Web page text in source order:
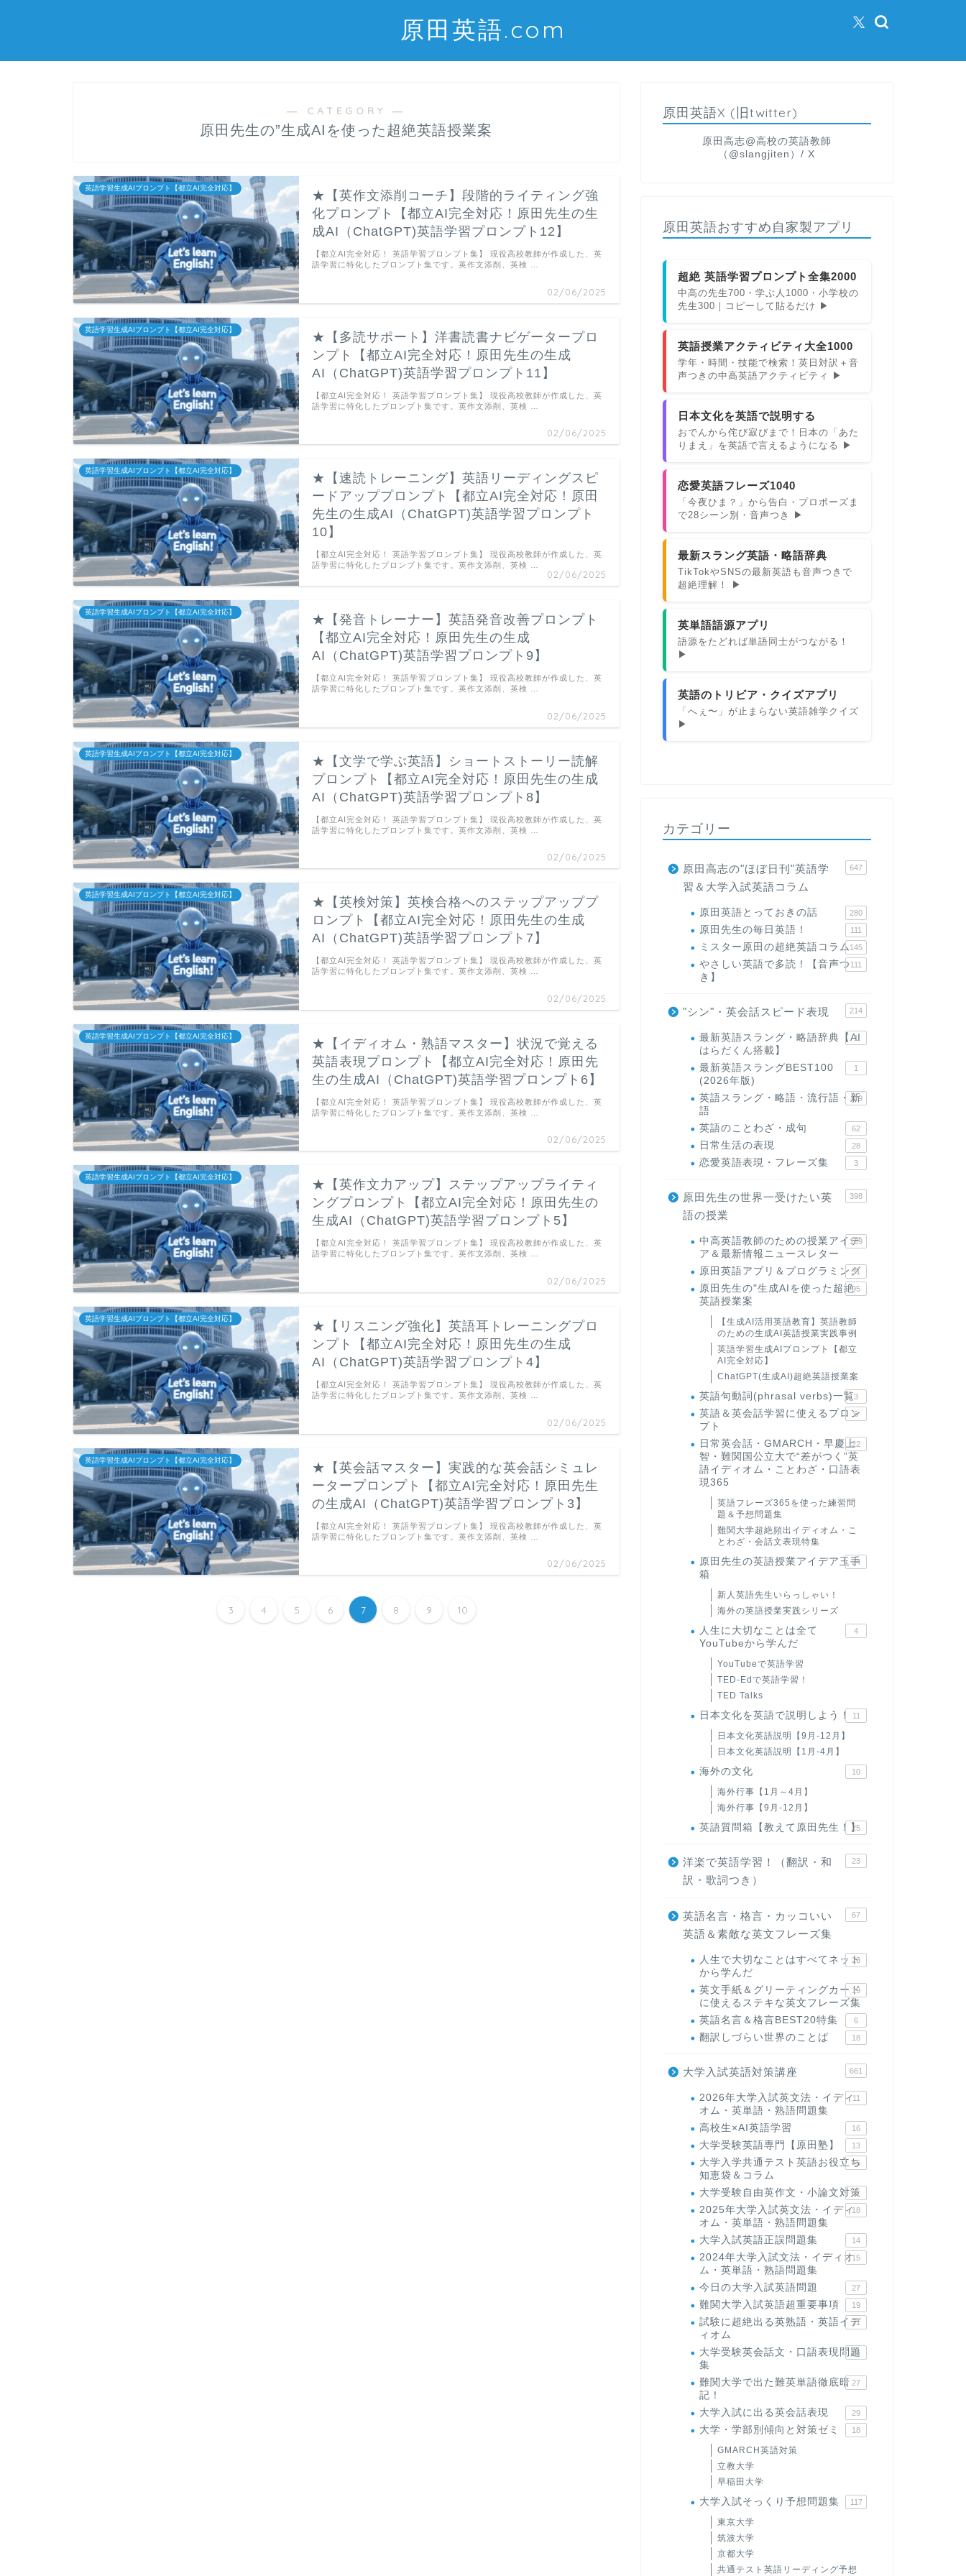
原田英語.com
― CATEGORY ―
原田先生の”生成AIを使った超絶英語授業案
英語学習生成AIプロンプト【都立AI完全対応】
★【英作文添削コーチ】段階的ライティング強
化プロンプト【都立AI完全対応！原田先生の生
成AI（ChatGPT)英語学習プロンプト12】
02/06/2025
【都立AI完全対応！ 英語学習プロンプト集】 現役高校教師が作成した、英
語学習に特化したプロンプト集です。英作文添削、英検 …
英語学習生成AIプロンプト【都立AI完全対応】
★【多読サポート】洋書読書ナビゲータープロ
ンプト【都立AI完全対応！原田先生の生成
AI（ChatGPT)英語学習プロンプト11】
02/06/2025
【都立AI完全対応！ 英語学習プロンプト集】 現役高校教師が作成した、英
語学習に特化したプロンプト集です。英作文添削、英検 …
英語学習生成AIプロンプト【都立AI完全対応】
★【速読トレーニング】英語リーディングスピ
ードアッププロンプト【都立AI完全対応！原田
先生の生成AI（ChatGPT)英語学習プロンプト
10】
02/06/2025
【都立AI完全対応！ 英語学習プロンプト集】 現役高校教師が作成した、英
語学習に特化したプロンプト集です。英作文添削、英検 …
英語学習生成AIプロンプト【都立AI完全対応】
★【発音トレーナー】英語発音改善プロンプト
【都立AI完全対応！原田先生の生成
AI（ChatGPT)英語学習プロンプト9】
02/06/2025
【都立AI完全対応！ 英語学習プロンプト集】 現役高校教師が作成した、英
語学習に特化したプロンプト集です。英作文添削、英検 …
英語学習生成AIプロンプト【都立AI完全対応】
★【文学で学ぶ英語】ショートストーリー読解
プロンプト【都立AI完全対応！原田先生の生成
AI（ChatGPT)英語学習プロンプト8】
02/06/2025
【都立AI完全対応！ 英語学習プロンプト集】 現役高校教師が作成した、英
語学習に特化したプロンプト集です。英作文添削、英検 …
英語学習生成AIプロンプト【都立AI完全対応】
★【英検対策】英検合格へのステップアッププ
ロンプト【都立AI完全対応！原田先生の生成
AI（ChatGPT)英語学習プロンプト7】
02/06/2025
【都立AI完全対応！ 英語学習プロンプト集】 現役高校教師が作成した、英
語学習に特化したプロンプト集です。英作文添削、英検 …
英語学習生成AIプロンプト【都立AI完全対応】
★【イディオム・熟語マスター】状況で覚える
英語表現プロンプト【都立AI完全対応！原田先
生の生成AI（ChatGPT)英語学習プロンプト6】
02/06/2025
【都立AI完全対応！ 英語学習プロンプト集】 現役高校教師が作成した、英
語学習に特化したプロンプト集です。英作文添削、英検 …
英語学習生成AIプロンプト【都立AI完全対応】
★【英作文力アップ】ステップアップライティ
ングプロンプト【都立AI完全対応！原田先生の
生成AI（ChatGPT)英語学習プロンプト5】
02/06/2025
【都立AI完全対応！ 英語学習プロンプト集】 現役高校教師が作成した、英
語学習に特化したプロンプト集です。英作文添削、英検 …
英語学習生成AIプロンプト【都立AI完全対応】
★【リスニング強化】英語耳トレーニングプロ
ンプト【都立AI完全対応！原田先生の生成
AI（ChatGPT)英語学習プロンプト4】
02/06/2025
【都立AI完全対応！ 英語学習プロンプト集】 現役高校教師が作成した、英
語学習に特化したプロンプト集です。英作文添削、英検 …
英語学習生成AIプロンプト【都立AI完全対応】
★【英会話マスター】実践的な英会話シミュレ
ータープロンプト【都立AI完全対応！原田先生
の生成AI（ChatGPT)英語学習プロンプト3】
02/06/2025
【都立AI完全対応！ 英語学習プロンプト集】 現役高校教師が作成した、英
語学習に特化したプロンプト集です。英作文添削、英検 …
3 4 5 6 7 8 9 10
原田英語X (旧twitter)
原田高志@高校の英語教師
（@slangjiten）/ X
原田英語おすすめ自家製アプリ
超絶 英語学習プロンプト全集2000
中高の先生700・学ぶ人1000・小学校の
先生300｜コピーして貼るだけ ▶
英語授業アクティビティ大全1000
学年・時間・技能で検索！英日対訳＋音
声つきの中高英語アクティビティ ▶
日本文化を英語で説明する
おでんから侘び寂びまで！日本の「あた
りまえ」を英語で言えるようになる ▶
恋愛英語フレーズ1040
「今夜ひま？」から告白・プロポーズま
で28シーン別・音声つき ▶
最新スラング英語・略語辞典
TikTokやSNSの最新英語も音声つきで
超絶理解！ ▶
英単語語源アプリ
語源をたどれば単語同士がつながる！
▶
英語のトリビア・クイズアプリ
「へぇ〜」が止まらない英語雑学クイズ
▶
カテゴリー
原田高志の"ほぼ日刊"英語学
習＆大学入試英語コラム
647
原田英語とっておきの話 280
原田先生の毎日英語！ 111
ミスター原田の超絶英語コラム145
やさしい英語で多読！【音声つ
き】
111
"シン"・英会話スピード表現 214
最新英語スラング・略語辞典【AI
はらだくん搭載】
1
最新英語スラングBEST100
(2026年版)
1
英語スラング・略語・流行語・新
語
119
英語のことわざ・成句 62
日常生活の表現 28
恋愛英語表現・フレーズ集 3
原田先生の世界一受けたい英
語の授業
398
中高英語教師のための授業アイデ
ア＆最新情報ニュースレター
169
原田英語アプリ＆プログラミング
31
原田先生の"生成AIを使った超絶
英語授業案
95
【生成AI活用英語教育】英語教師
のための生成AI英語授業実践事例
英語学習生成AIプロンプト【都立
AI完全対応】
ChatGPT(生成AI)超絶英語授業案
英語句動詞(phrasal verbs)一覧3
英語＆英会話学習に使えるプロン
プト
6
日常英会話・GMARCH・早慶上
智・難関国公立大で“差がつく”英
語イディオム・ことわざ・口語表
現365
22
英語フレーズ365を使った練習問
題＆予想問題集
難関大学超絶頻出イディオム・こ
とわざ・会話文表現特集
原田先生の英語授業アイデア玉手
箱
24
新人英語先生いらっしゃい！
海外の英語授業実践シリーズ
人生に大切なことは全て
YouTubeから学んだ
4
YouTubeで英語学習
TED-Edで英語学習！
TED Talks
日本文化を英語で説明しよう！ 11
日本文化英語説明【9月-12月】
日本文化英語説明【1月-4月】
海外の文化 10
海外行事【1月～4月】
海外行事【9月-12月】
英語質問箱【教えて原田先生！】
25
洋楽で英語学習！（翻訳・和
訳・歌詞つき）
23
英語名言・格言・カッコいい
英語＆素敵な英文フレーズ集
67
人生で大切なことはすべてネット
から学んだ
23
英文手紙＆グリーティングカード
に使えるステキな英文フレーズ集
19
英語名言＆格言BEST20特集 6
翻訳しづらい世界のことば 18
大学入試英語対策講座 661
2026年大学入試英文法・イディ
オム・英単語・熟語問題集
11
高校生×AI英語学習 16
大学受験英語専門【原田塾】 13
大学入学共通テスト英語お役立ち
知恵袋＆コラム
45
大学受験自由英作文・小論文対策
8
2025年大学入試英文法・イディ
オム・英単語・熟語問題集
18
大学入試英語正誤問題集 14
2024年大学入試文法・イディオ
ム・英単語・熟語問題集
15
今日の大学入試英語問題 27
難関大学入試英語超重要事項 19
試験に超絶出る英熟語・英語イデ
ィオム
71
大学受験英会話文・口語表現問題
集
35
難関大学で出た難英単語徹底暗
記！
27
大学入試に出る英会話表現 29
大学・学部別傾向と対策ゼミ 18
GMARCH英語対策
立教大学
早稲田大学
大学入試そっくり予想問題集 117
東京大学
筑波大学
京都大学
共通テスト英語リーディング予想